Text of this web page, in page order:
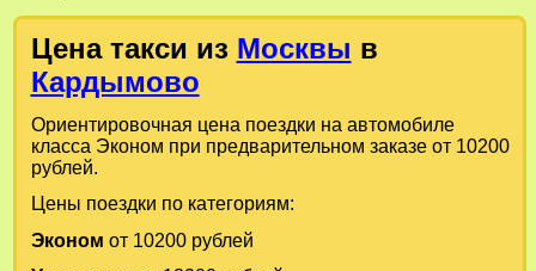
Цена такси из Москвы в
Кардымово
Ориентировочная цена поездки на автомобиле
класса Эконом при предварительном заказе от 10200
рублей.
Цены поездки по категориям:
Эконом от 10200 рублей